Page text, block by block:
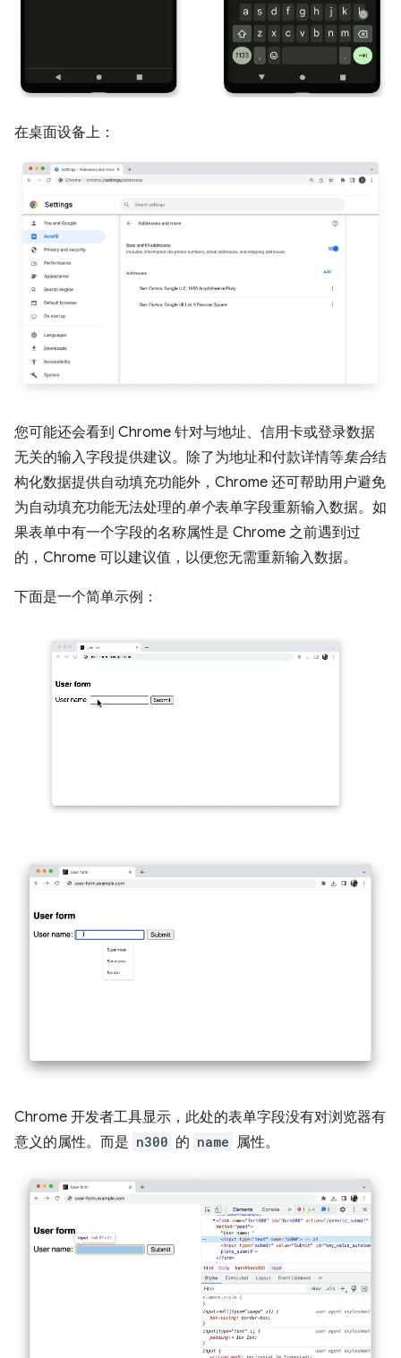
在桌面设备上：
您可能还会看到 Chrome 针对与地址、信用卡或登录数据
无关的输入字段提供建议。除了为地址和付款详情等集合结
构化数据提供自动填充功能外，Chrome 还可帮助用户避免
为自动填充功能无法处理的单个表单字段重新输入数据。如
果表单中有一个字段的名称属性是 Chrome 之前遇到过
的，Chrome 可以建议值，以便您无需重新输入数据。
下面是一个简单示例：
Chrome 开发者工具显示，此处的表单字段没有对浏览器有
意义的属性。而是 n300 的 name 属性。